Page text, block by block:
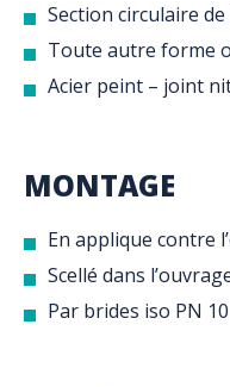
Section circulaire de
Toute autre forme
Acier peint – joint
MONTAGE
En applique contre
Scellé dans
Par brides iso PN 10